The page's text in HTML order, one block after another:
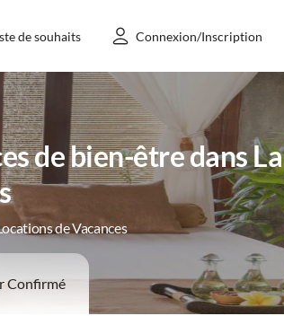
de souhaits Connexion/Inscription
de bien-être dans La
de Vacances
Confirmé